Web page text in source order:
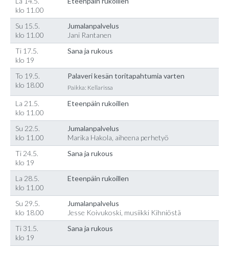
klo 11.00
Su 15.5.
klo 11.00
Jumalanpalvelus
Jani Rantanen
Ti 17.5.
klo 19
Sana ja rukous
To 19.5.
klo 18.00
Palaveri kesän toritapahtumia varten
Paikka: Kellarissa
La 21.5.
klo 11.00
Eteenpäin rukoillen
Su 22.5.
klo 11.00
Jumalanpalvelus
Marika Hakola, aiheena perhetyö
Ti 24.5.
klo 19
Sana ja rukous
La 28.5.
klo 11.00
Eteenpäin rukoillen
Su 29.5.
klo 18.00
Jumalanpalvelus
Jesse Koivukoski, musiikki Kihniöstä
Ti 31.5.
klo 19
Sana ja rukous